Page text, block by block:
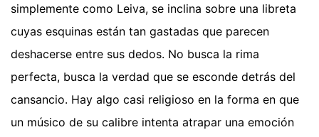
simplemente como Leiva, se inclina sobre una libreta
cuyas esquinas están tan gastadas que parecen
deshacerse entre sus dedos. No busca la rima
perfecta, busca la verdad que se esconde detrás del
cansancio. Hay algo casi religioso en la forma en que
un músico de su calibre intenta atrapar una emoción